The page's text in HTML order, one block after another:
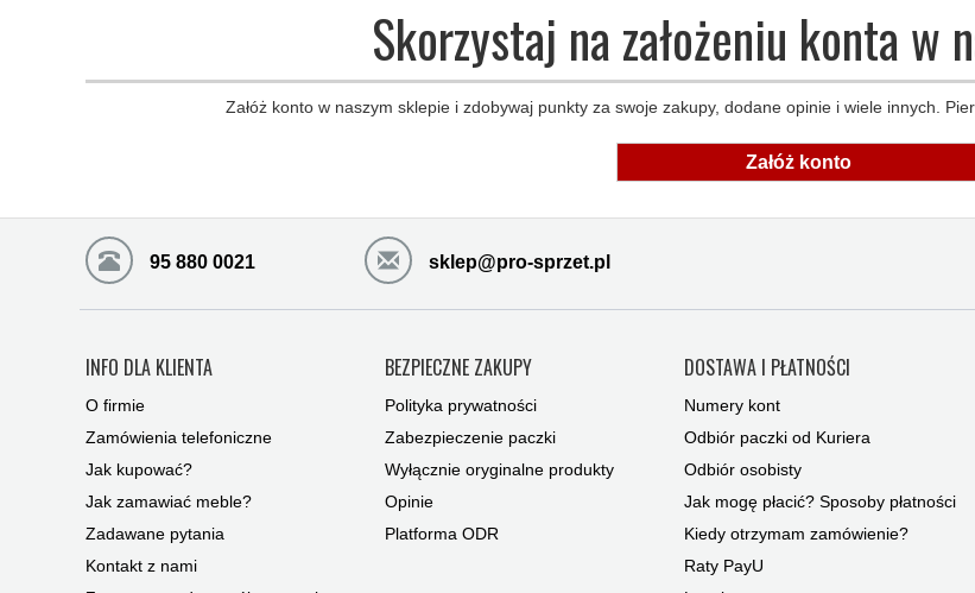
Skorzystaj na założeniu konta w
Załóż konto w naszym sklepie i zdobywaj punkty za swoje zakupy, dodane opinie i wiele innych.
Załóż konto
95 880 0021 sklep@pro-sprzet.pl
INFO DLA KLIENTA
O firmie
Zamówienia telefoniczne
Jak kupować?
Jak zamawiać meble?
Zadawane pytania
Kontakt z nami
BEZPIECZNE ZAKUPY
Polityka prywatności
Zabezpieczenie paczki
Wyłącznie oryginalne produkty
Opinie
Platforma ODR
DOSTAWA I PŁATNOŚCI
Numery kont
Odbiór paczki od Kuriera
Odbiór osobisty
Jak mogę płacić? Sposoby płatności
Kiedy otrzymam zamówienie?
Raty PayU